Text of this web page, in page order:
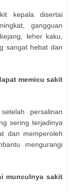
kepala disertai
gangguan
leher kaku,
sangat hebat dan
memicu sakit
persalinan
sering terjadinya
dan memperoleh
mengurangi
munculnya sakit